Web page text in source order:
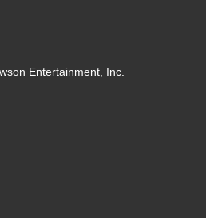
Entertainment, Inc.